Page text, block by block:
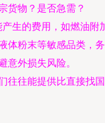
货物？是否急需？
生的费用，如燃油附
粉末等敏感品类，
意外损失风险。
往往能提供比直接找